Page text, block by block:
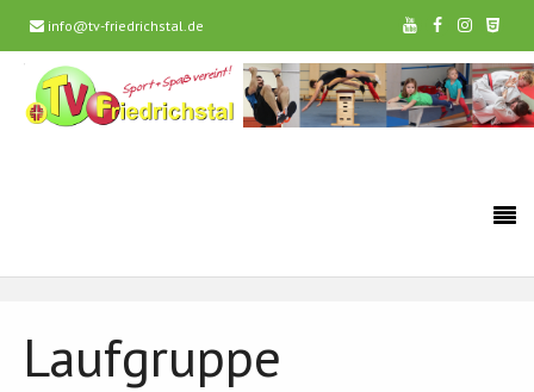
info@tv-friedrichstal.de
Laufgruppe